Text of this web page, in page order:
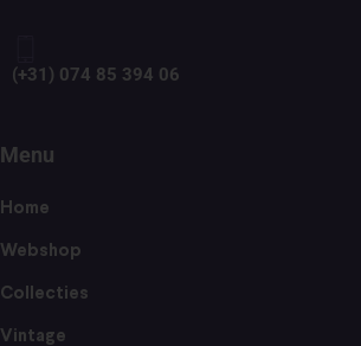
(+31) 074 85 394 06
Menu
Home
Webshop
Collecties
Vintage